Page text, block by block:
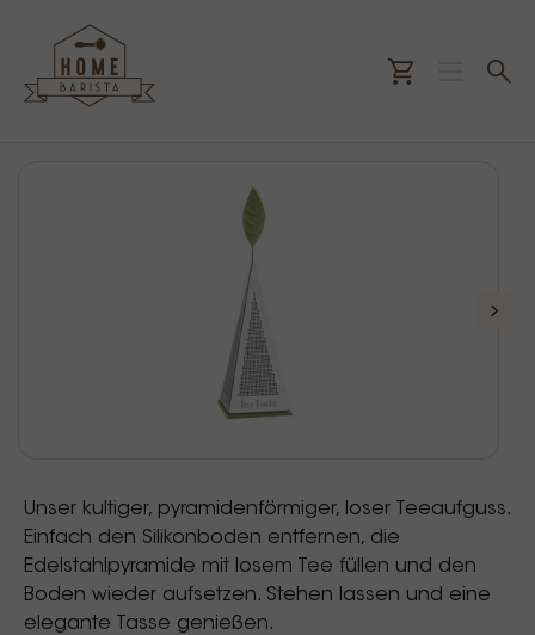
Unser kultiger, pyramidenförmiger, loser Teeaufguss.
Einfach den Silikonboden entfernen, die
Edelstahlpyramide mit losem Tee füllen und den
Boden wieder aufsetzen. Stehen lassen und eine
elegante Tasse genießen.